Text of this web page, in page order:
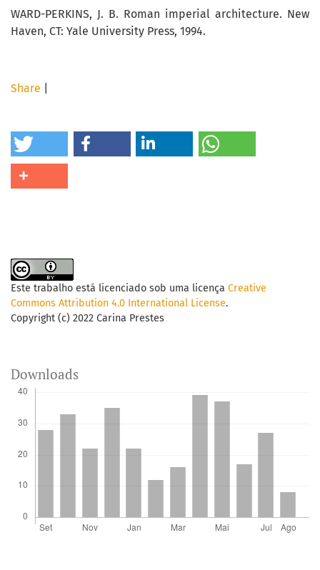
Share
WARD-PERKINS, J. B. Roman imperial architecture. New
Haven, CT: Yale University Press, 1994.
Este trabalho está licenciado sob uma licença Creative
Commons Attribution 4.0 International License.
Copyright (c) 2022 Carina Prestes
Downloads